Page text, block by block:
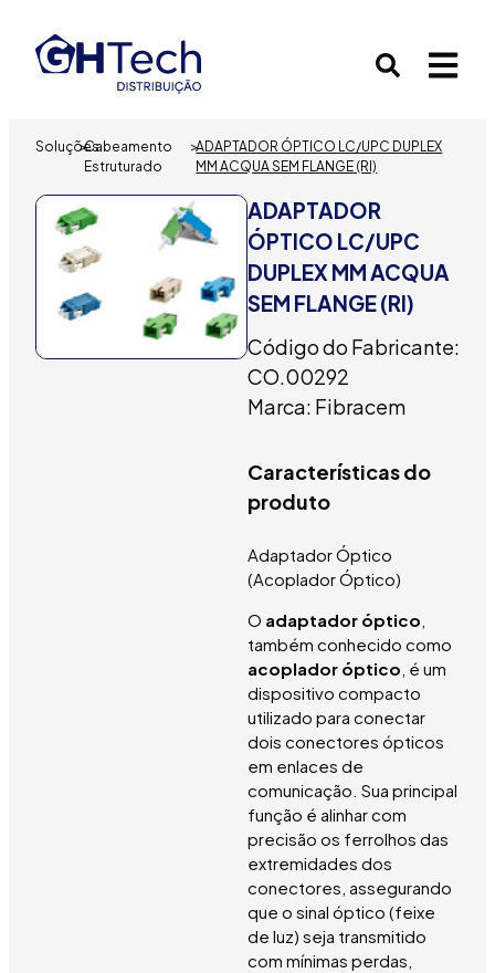
Soluções
>Cabeamento
Estruturado
>ADAPTADOR ÓPTICO LC/UPC DUPLEX
MM ACQUA SEM FLANGE (RI)
ADAPTADOR
ÓPTICO LC/UPC
DUPLEX MM ACQUA
SEM FLANGE (RI)
Código do Fabricante:
CO.00292
Marca: Fibracem
Características do
produto
Adaptador Óptico
(Acoplador Óptico)
O adaptador óptico
também conhecido como
acoplador óptico , é um
dispositivo compacto
utilizado para conectar
dois conectores ópticos
em enlaces de
comunicação. Sua principal
função é alinhar com
precisão os ferrolhos das
extremidades dos
conectores, assegurando
que o sinal óptico (feixe
de luz) seja transmitido
com mínimas perdas,